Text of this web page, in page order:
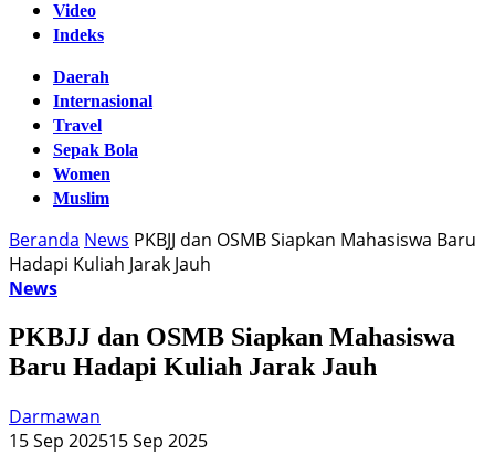
Video
Indeks
Daerah
Internasional
Travel
Sepak Bola
Women
Muslim
Beranda News PKBJJ dan OSMB Siapkan Mahasiswa Baru
Hadapi Kuliah Jarak Jauh
News
PKBJJ dan OSMB Siapkan Mahasiswa
Baru Hadapi Kuliah Jarak Jauh
Darmawan
15 Sep 202515 Sep 2025